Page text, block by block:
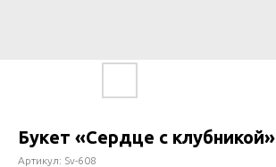
Букет «Сердце с клубникой»
Артикул: Sv-608